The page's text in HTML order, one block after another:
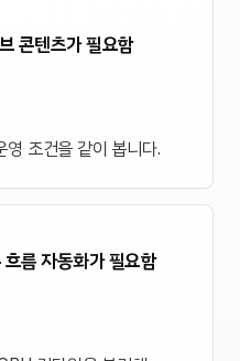
콘텐츠가 필요함
영 조건을 같이 봅니다.
름 자동화가 필요함